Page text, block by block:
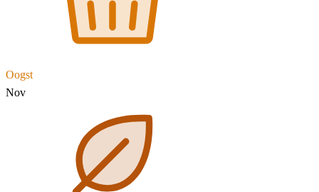
Oogst
Nov